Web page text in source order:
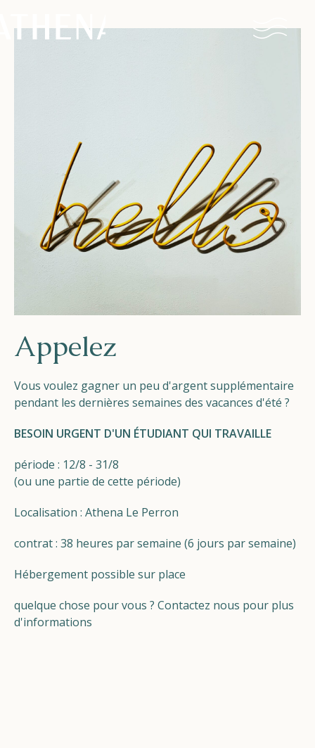
Ossendrecht
Le Perron
FR NL EN
Android Play Store
Appelez
Vous voulez gagner un peu d'argent supplémentaire
pendant les dernières semaines des vacances d'été ?
BESOIN URGENT D'UN ÉTUDIANT QUI TRAVAILLE
période : 12/8 - 31/8
(ou une partie de cette période)
Localisation : Athena Le Perron
contrat : 38 heures par semaine (6 jours par semaine)
Hébergement possible sur place
quelque chose pour vous ? Contactez nous pour plus
d'informations